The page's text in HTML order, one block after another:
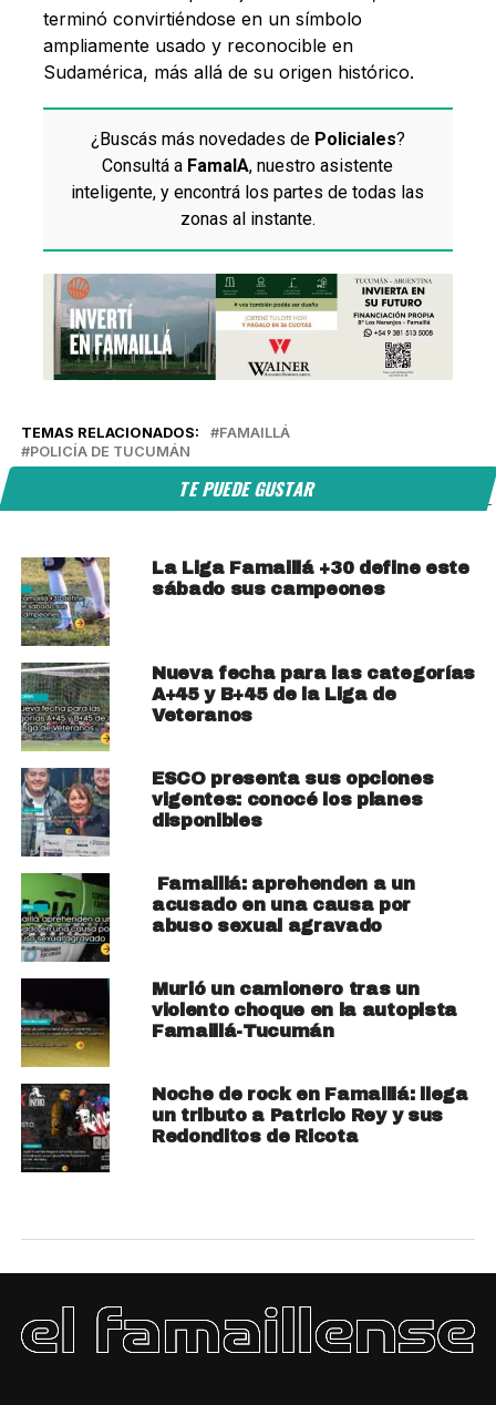
terminó convirtiéndose en un símbolo
ampliamente usado y reconocible en
Sudamérica, más allá de su origen histórico.
¿Buscás más novedades de Policiales?
Consultá a FamaIA, nuestro asistente
inteligente, y encontrá los partes de todas las
zonas al instante.
TEMAS RELACIONADOS:
FAMAILLÁ
POLICÍA DE TUCUMÁN
TE PUEDE GUSTAR
La Liga Famaillá +30 define este
sábado sus campeones
Nueva fecha para las categorías
A+45 y B+45 de la Liga de
Veteranos
ESCO presenta sus opciones
vigentes: conocé los planes
disponibles
Famaillá: aprehenden a un
acusado en una causa por
abuso sexual agravado
Murió un camionero tras un
violento choque en la autopista
Famaillá-Tucumán
Noche de rock en Famaillá: llega
un tributo a Patricio Rey y sus
Redonditos de Ricota